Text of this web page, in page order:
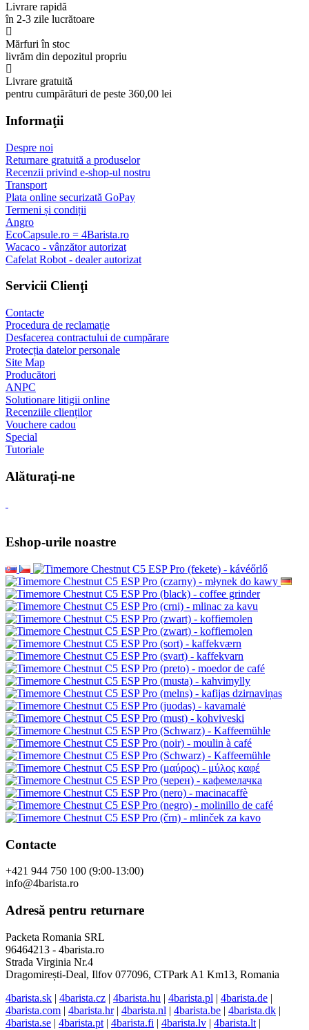
Livrare rapidă
în 2-3 zile lucrătoare
Mărfuri în stoc
livrăm din depozitul propriu
Livrare gratuită
pentru cumpărături de peste 360,00 lei
Informaţii
Despre noi
Returnare gratuită a produselor
Recenzii privind e-shop-ul nostru
Transport
Plata online securizată GoPay
Termeni și condiții
Angro
EcoCapsule.ro = 4Barista.ro
Wacaco - vânzător autorizat
Cafelat Robot - dealer autorizat
Servicii Clienţi
Contacte
Procedura de reclamație
Desfacerea contractului de cumpărare
Protecția datelor personale
Site Map
Producători
ANPC
Solutionare litigii online
Recenziile clienților
Vouchere cadou
Special
Tutoriale
Alăturați-ne
Eshop-urile noastre
Contacte
+421 944 750 100 (9:00-13:00)
info@4barista.ro
Adresă pentru returnare
Packeta Romania SRL
96464213 - 4barista.ro
Strada Virginia Nr.4
Dragomirești-Deal, Ilfov 077096, CTPark A1 Km13, Romania
4barista.sk | 4barista.cz | 4barista.hu | 4barista.pl | 4barista.de |
4barista.com | 4barista.hr| 4barista.nl | 4barista.be | 4barista.dk |
4barista.se | 4barista.pt | 4barista.fi | 4barista.lv | 4barista.lt |